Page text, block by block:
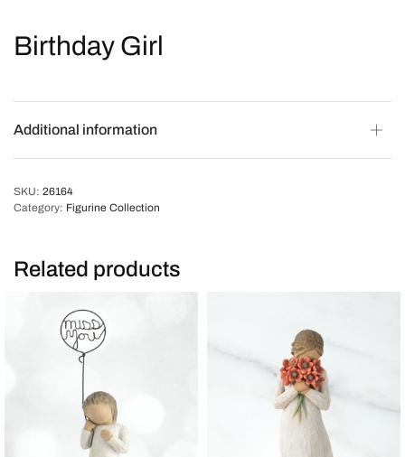
Birthday Girl
Additional information
SKU: 26164
Category: Figurine Collection
Related products